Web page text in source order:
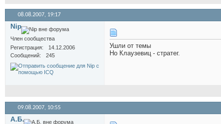
08.08.2007, 19:17
Nip
Член сообщества
Регистрация
14.12.2006
Сообщений
245
Ушли от темы
Но Клаузевиц - стратег.
09.08.2007, 10:55
А.Б.